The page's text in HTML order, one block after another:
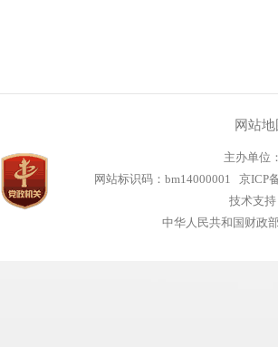
网站地
主办单位
网站标识码：bm14000001
京ICP
技术支
中华人民共和国财政